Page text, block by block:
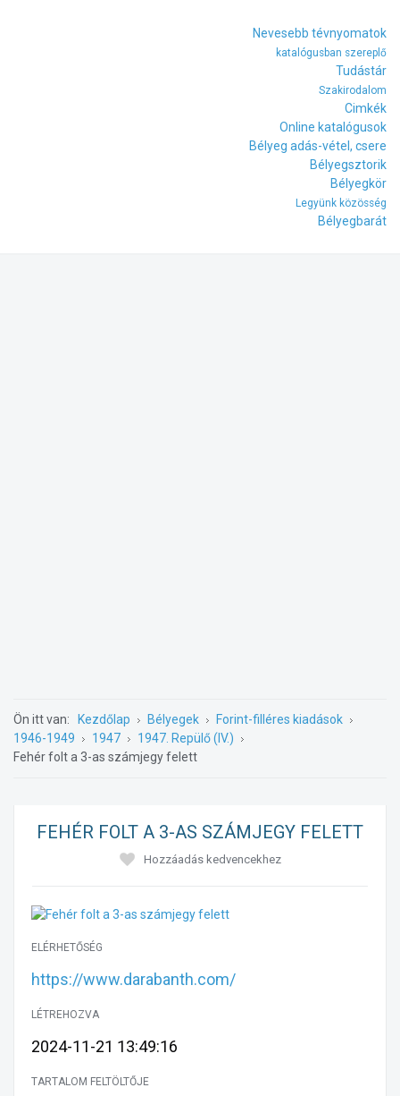
Nevesebb tévnyomatok
katalógusban szereplő
Tudástár
Szakirodalom
Cimkék
Online katalógusok
Bélyeg adás-vétel, csere
Bélyegsztorik
Bélyegkör
Legyünk közösség
Bélyegbarát
Ön itt van: Kezdőlap Bélyegek
Forint-filléres kiadások
1946-1949
1947
1947. Repülő (IV.)
Fehér folt a 3-as számjegy felett
FEHÉR FOLT A 3-AS SZÁMJEGY FELETT
Hozzáadás kedvencekhez
ELÉRHETŐSÉG
https://www.darabanth.com/
LÉTREHOZVA
2024-11-21 13:49:16
TARTALOM FELTÖLTŐJE